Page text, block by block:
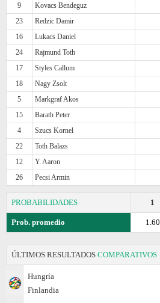
9
Kovacs Bendeguz
23
Redzic Damir
16
Lukacs Daniel
24
Rajmund Toth
17
Styles Callum
18
Nagy Zsolt
5
Markgraf Akos
15
Barath Peter
4
Szucs Kornel
22
Toth Balazs
12
Y. Aaron
26
Pecsi Armin
PROBABILIDADES 1
Prob. promedio 1.60
ÚLTIMOS RESULTADOS COMPARATIVOS
Hungría
Finlandia